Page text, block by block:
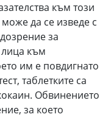
към този
да се изведе с
за
към
им е повдигнато
таблетките са
Обвинението
за което